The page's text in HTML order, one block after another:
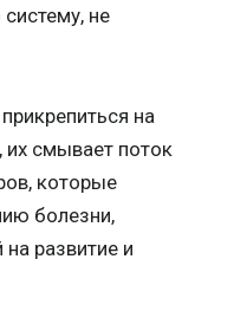
не
на
их смывает поток
которые
болезни,
развитие и